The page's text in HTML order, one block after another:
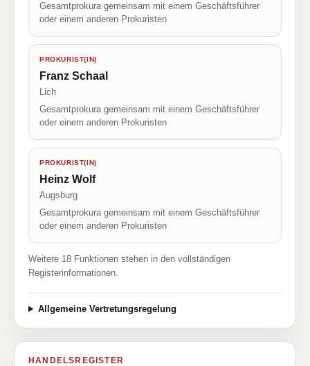
Gesamtprokura gemeinsam mit einem Geschäftsführer
oder einem anderen Prokuristen
PROKURIST(IN)
Franz Schaal
Lich
Gesamtprokura gemeinsam mit einem Geschäftsführer
oder einem anderen Prokuristen
PROKURIST(IN)
Heinz Wolf
Augsburg
Gesamtprokura gemeinsam mit einem Geschäftsführer
oder einem anderen Prokuristen
Weitere 18 Funktionen stehen in den vollständigen
Registerinformationen.
Allgemeine Vertretungsregelung
HANDELSREGISTER